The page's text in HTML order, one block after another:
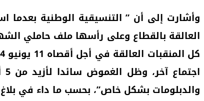
وأشارت إلى أن ” التنسيقية الوطنية بعدما
العالقة بالقطاع وعلى رأسها ملف حاملي
والدبلومات بشكل خاص”، بحسب ما داء في